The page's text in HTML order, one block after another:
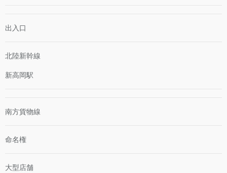
出入口
北陸新幹線
新高岡駅
南方貨物線
命名権
大型店舗